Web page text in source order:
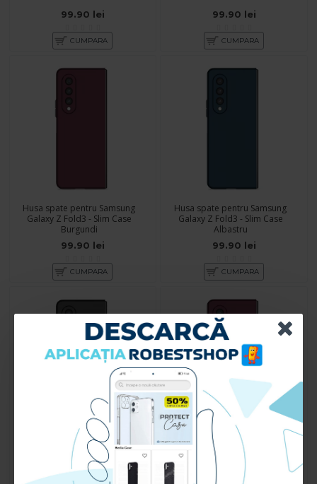
99.90 lei
CUMPARA
99.90 lei
CUMPARA
Husa spate pentru Samsung
Galaxy Z Fold3 - Slim Case
Burgundi
99.90 lei
CUMPARA
Husa spate pentru Samsung
Galaxy Z Fold3 - Slim Case
Albastru
99.90 lei
CUMPARA
Husa spate pentru Samsung
Galaxy Z Fold3 - Ring Slim Case
Negru
99.90 lei
Husa spate pentru Samsung
Galaxy Z Fold3 - Ring Slim Case
Burgundi
99.90 lei